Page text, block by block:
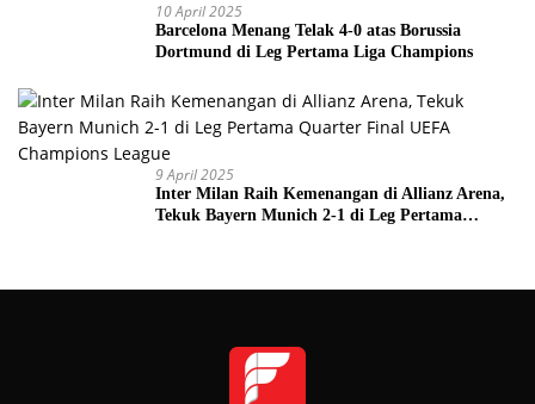
10 April 2025
Barcelona Menang Telak 4-0 atas Borussia
Dortmund di Leg Pertama Liga Champions
9 April 2025
Inter Milan Raih Kemenangan di Allianz Arena,
Tekuk Bayern Munich 2-1 di Leg Pertama